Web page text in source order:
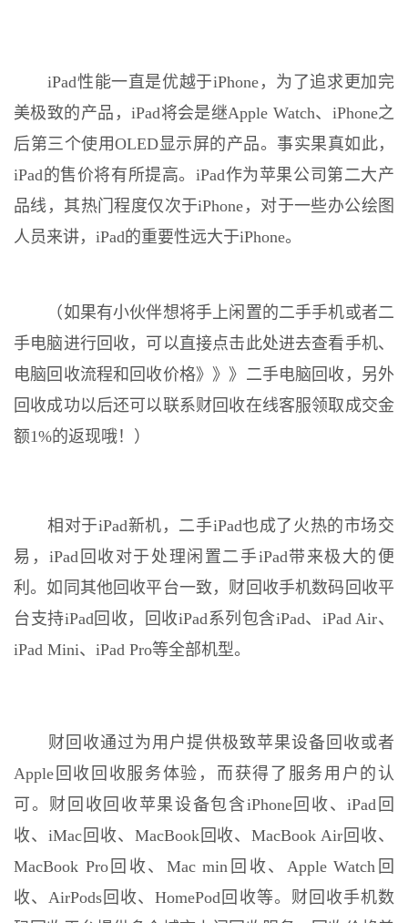
iPad性能一直是优越于iPhone，为了追求更加完
美极致的产品，iPad将会是继Apple Watch、iPhone之
后第三个使用OLED显示屏的产品。事实果真如此，
iPad的售价将有所提高。iPad作为苹果公司第二大产
品线，其热门程度仅次于iPhone，对于一些办公绘图
人员来讲，iPad的重要性远大于iPhone。
（如果有小伙伴想将手上闲置的二手手机或者二
手电脑进行回收，可以直接点击此处进去查看手机、
电脑回收流程和回收价格》》》 二手电脑回收 ， 另外
回收成功以后还可以联系财回收在线客服领取成交金
额1%的返现哦！ ）
相对于iPad新机，二手iPad也成了火热的市场交
易，iPad回收对于处理闲置二手iPad带来极大的便
利。如同其他回收平台一致，财回收手机数码回收平
台支持iPad回收，回收iPad系列包含iPad、iPad Air、
iPad Mini、iPad Pro等全部机型。
财回收通过为用户提供极致苹果设备回收或者
Apple回收回收服务体验，而获得了服务用户的认
可。财回收回收苹果设备包含iPhone回收、iPad回
收、iMac回收、MacBook回收、MacBook Air回收、
MacBook Pro回收、Mac min回收、Apple Watch回
收、AirPods回收、HomePod回收等。财回收手机数